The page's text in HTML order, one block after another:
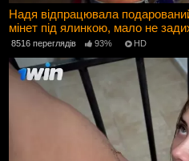
Надя відпрацювала
мінет під ялинкою, мало не
8516 переглядів 93% HD